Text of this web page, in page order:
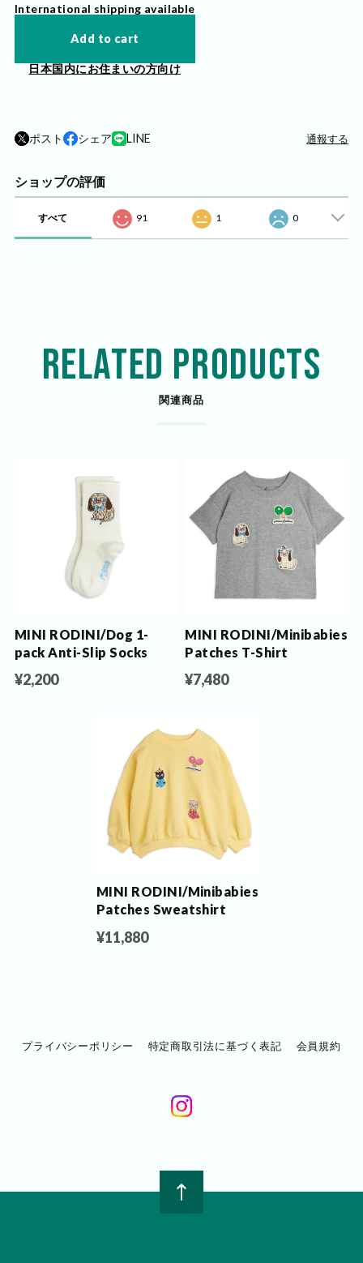
International shipping available
Add to cart
日本国内にお住まいの方向け
ポスト シェア LINE 通報する
ショップの評価
すべて 91 1 0
RELATED PRODUCTS
関連商品
MINI RODINI/Dog 1-
pack Anti-Slip Socks
¥2,200
MINI RODINI/Minibabies
Patches T-Shirt
¥7,480
MINI RODINI/Minibabies
Patches Sweatshirt
¥11,880
プライバシーポリシー 特定商取引法に基づく表記 会員規約